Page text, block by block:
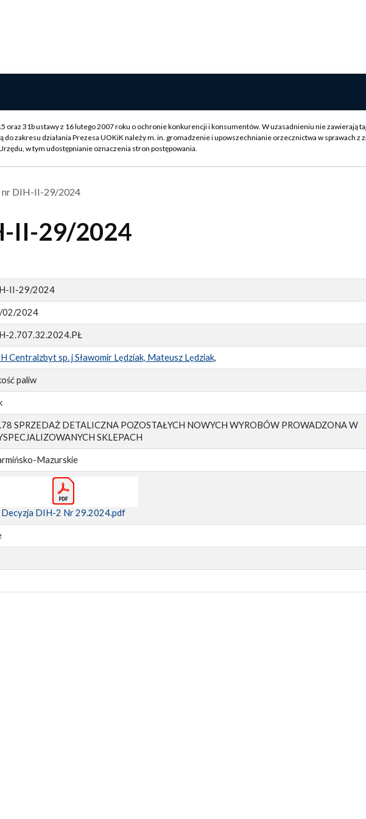
oraz 31b ustawy z 16 lutego 2007 roku o ochronie konkurencji i konsumentów. W uzasadnieniu nie
do zakresu działania Prezesa UOKiK należy m. in. gromadzenie i upowszechnianie orzecznictwa w
w tym udostępnianie oznaczenia stron postępowania.
nr DIH-II-29/2024
II-29/2024
II-29/2024
02/2024
2.707.32.2024.PŁ
Centralzbyt sp. j Sławomir Lędziak, Mateusz Lędziak,
paliw
SPRZEDAŻ DETALICZNA POZOSTAŁYCH NOWYCH WYROBÓW PROWADZONA W
SKLEPACH
Mazurskie
Decyzja DIH-2 Nr 29.2024.pdf